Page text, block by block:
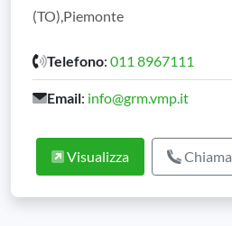
(TO),Piemonte
Telefono: 011 8967111
Email: info@grm.vmp.it
Visualizza Chiama